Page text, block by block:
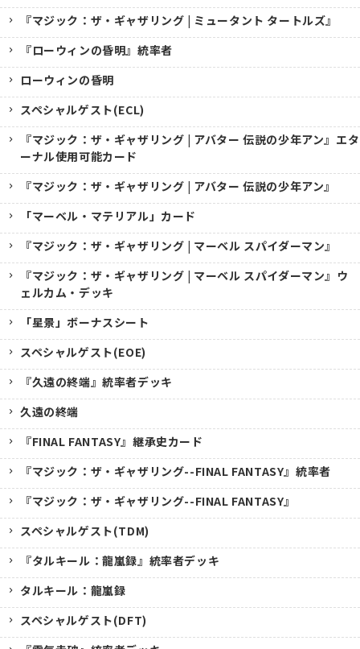
『マジック：ザ・ギャザリング | ミュータント タートルズ』
『ローウィンの昏明』統率者
ローウィンの昏明
スペシャルゲスト(ECL)
『マジック：ザ・ギャザリング | アバター 伝説の少年アン』エタ
ーナル使用可能カード
『マジック：ザ・ギャザリング | アバター 伝説の少年アン』
「マーベル・マテリアル」カード
『マジック：ザ・ギャザリング | マーベル スパイダーマン』
『マジック：ザ・ギャザリング | マーベル スパイダーマン』ウ
ェルカム・デッキ
「星景」ボーナスシート
スペシャルゲスト(EOE)
『久遠の終端』統率者デッキ
久遠の終端
『FINAL FANTASY』継承史カード
『マジック：ザ・ギャザリング--FINAL FANTASY』統率者
『マジック：ザ・ギャザリング--FINAL FANTASY』
スペシャルゲスト(TDM)
『タルキール：龍嵐録』統率者デッキ
タルキール：龍嵐録
スペシャルゲスト(DFT)